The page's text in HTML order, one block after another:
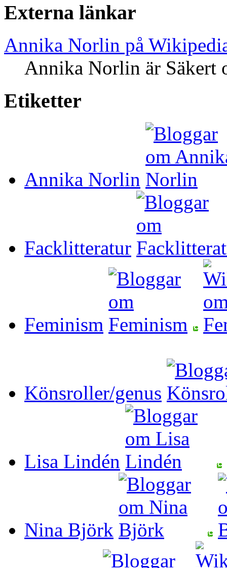
Externa länkar
Annika Norlin på
Annika Norlin är Säkert
Etiketter
Annika Norlin
Facklitteratur
Feminism
Könsroller/genus
Lisa Lindén
Nina Björk